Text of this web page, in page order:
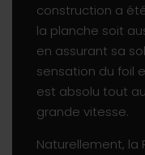
construction a
la planche soit
en assurant sa
sensation du foil
est absolu tout
grande vitesse.
Naturellement, la